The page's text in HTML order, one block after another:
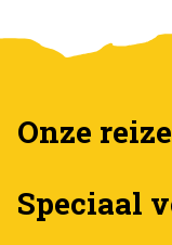
Onze
Speciaal